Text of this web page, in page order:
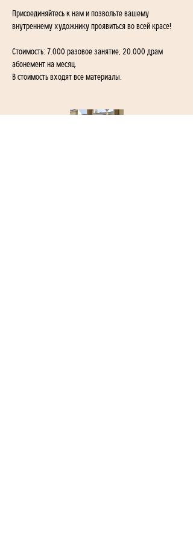
Присоединяйтесь к нам и позвольте вашему
внутреннему художнику проявиться во всей красе!
Стоимость: 7.000 разовое занятие, 20.000 драм
абонемент на месяц.
В стоимость входят все материалы.